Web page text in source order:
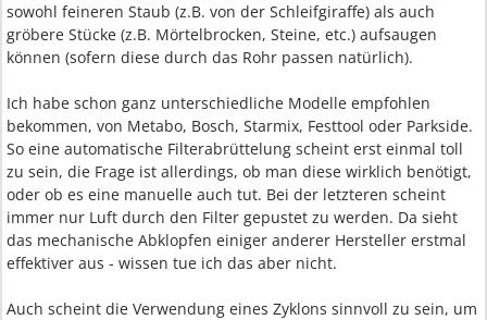
sowohl feineren Staub (z.B. von der Schleifgiraffe) als auch
gröbere Stücke (z.B. Mörtelbrocken, Steine, etc.) aufsaugen
können (sofern diese durch das Rohr passen natürlich).
Ich habe schon ganz unterschiedliche Modelle empfohlen
bekommen, von Metabo, Bosch, Starmix, Festtool oder Parkside.
So eine automatische Filterabrüttelung scheint erst einmal toll
zu sein, die Frage ist allerdings, ob man diese wirklich benötigt,
oder ob es eine manuelle auch tut. Bei der letzteren scheint
immer nur Luft durch den Filter gepustet zu werden. Da sieht
das mechanische Abklopfen einiger anderer Hersteller erstmal
effektiver aus - wissen tue ich das aber nicht.
Auch scheint die Verwendung eines Zyklons sinnvoll zu sein, um